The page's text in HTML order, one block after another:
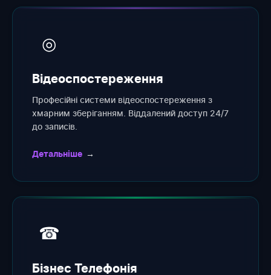
◎
Відеоспостереження
Професійні системи відеоспостереження з
хмарним зберіганням. Віддалений доступ 24/7
до записів.
Детальніше →
☎
Бізнес Телефонія